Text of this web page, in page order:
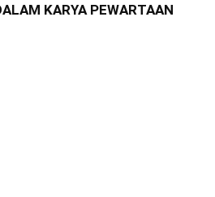
KARYA PEWARTAAN